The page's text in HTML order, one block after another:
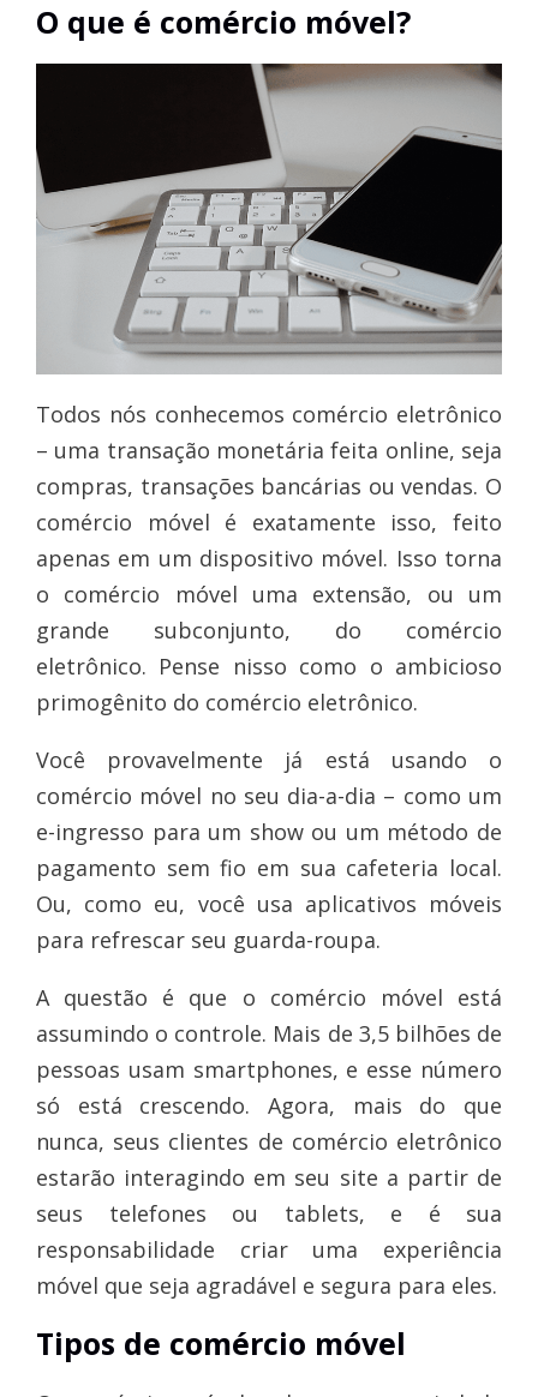
O que é comércio móvel?
Todos nós conhecemos comércio eletrônico
– uma transação monetária feita online, seja
compras, transações bancárias ou vendas. O
comércio móvel é exatamente isso, feito
apenas em um dispositivo móvel. Isso torna
o comércio móvel uma extensão, ou um
grande subconjunto, do comércio
eletrônico. Pense nisso como o ambicioso
primogênito do comércio eletrônico.
Você provavelmente já está usando o
comércio móvel no seu dia-a-dia – como um
e-ingresso para um show ou um método de
pagamento sem fio em sua cafeteria local.
Ou, como eu, você usa aplicativos móveis
para refrescar seu guarda-roupa.
A questão é que o comércio móvel está
assumindo o controle. Mais de 3,5 bilhões de
pessoas usam smartphones, e esse número
só está crescendo. Agora, mais do que
nunca, seus clientes de comércio eletrônico
estarão interagindo em seu site a partir de
seus telefones ou tablets, e é sua
responsabilidade criar uma experiência
móvel que seja agradável e segura para eles.
Tipos de comércio móvel